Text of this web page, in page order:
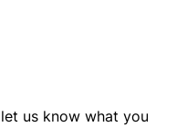
us know what you